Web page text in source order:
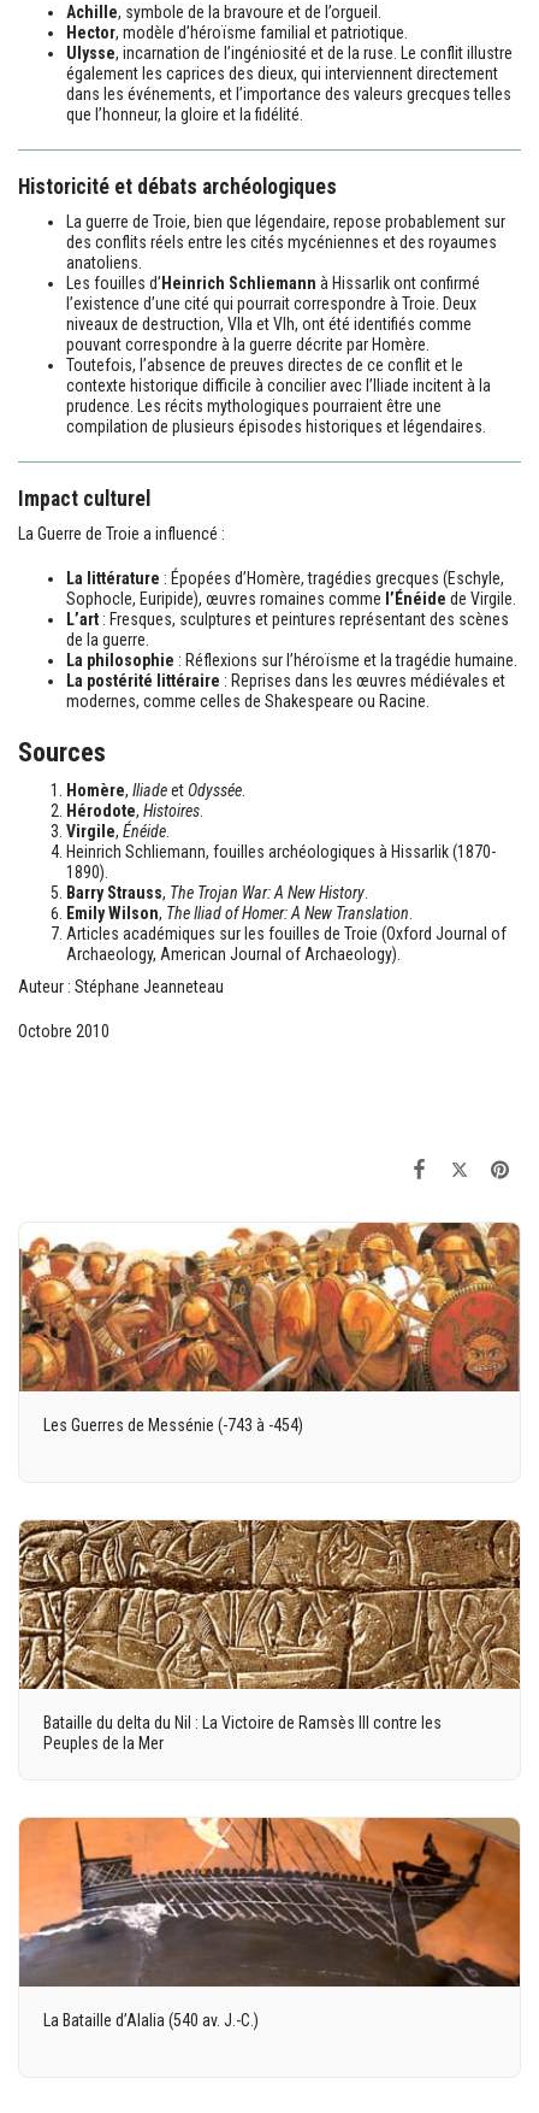
Achille, symbole de la bravoure et de l’orgueil.
Hector, modèle d’héroïsme familial et patriotique.
Ulysse, incarnation de l’ingéniosité et de la ruse. Le conflit illustre
également les caprices des dieux, qui interviennent directement
dans les événements, et l’importance des valeurs grecques telles
que l’honneur, la gloire et la fidélité.
Historicité et débats archéologiques
La guerre de Troie, bien que légendaire, repose probablement sur
des conflits réels entre les cités mycéniennes et des royaumes
anatoliens.
Les fouilles d’ Heinrich Schliemann à Hissarlik ont confirmé
l’existence d’une cité qui pourrait correspondre à Troie. Deux
niveaux de destruction, VIIa et VIh, ont été identifiés comme
pouvant correspondre à la guerre décrite par Homère.
Toutefois, l’absence de preuves directes de ce conflit et le
contexte historique difficile à concilier avec l’Iliade incitent à la
prudence. Les récits mythologiques pourraient être une
compilation de plusieurs épisodes historiques et légendaires.
Impact culturel
La Guerre de Troie a influencé :
La littérature : Épopées d’Homère, tragédies grecques (Eschyle,
Sophocle, Euripide), œuvres romaines comme l’Énéide de Virgile.
L’art : Fresques, sculptures et peintures représentant des scènes
de la guerre.
La philosophie : Réflexions sur l’héroïsme et la tragédie humaine.
La postérité littéraire : Reprises dans les œuvres médiévales et
modernes, comme celles de Shakespeare ou Racine.
Sources
Homère, IliadeetOdyssée
Hérodote, Histoires
Virgile, Énéide
Heinrich Schliemann, fouilles archéologiques à Hissarlik (1870-
1890).
Barry Strauss, The Trojan War: A New History
Emily Wilson, The Iliad of Homer: A New Translation
Articles académiques sur les fouilles de Troie (Oxford Journal of
Archaeology, American Journal of Archaeology).
Auteur : Stéphane Jeanneteau
Octobre 2010
Les Guerres de Messénie (-743 à -454)
Bataille du delta du Nil : La Victoire de Ramsès III contre les
Peuples de la Mer
La Bataille d’Alalia (540 av. J.-C.)